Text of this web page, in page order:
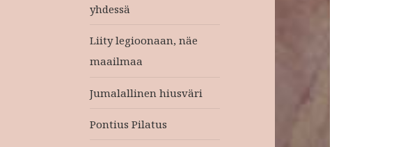
yhdessä
Liity legioonaan, näe
maailmaa
Jumalallinen hiusväri
Pontius Pilatus